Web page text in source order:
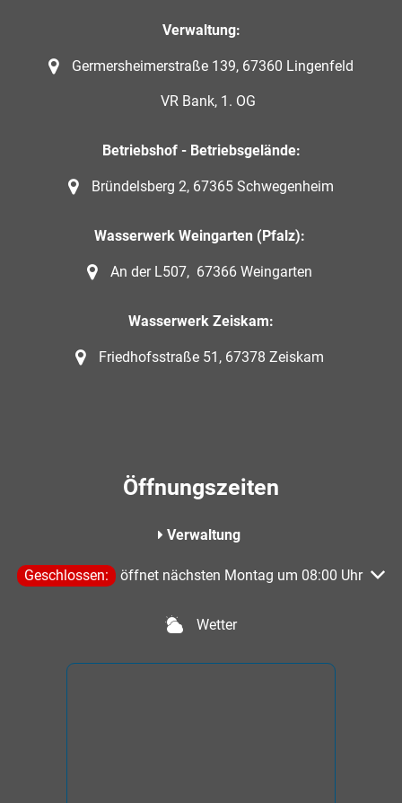
Verwaltung:
Germersheimerstraße 139, 67360 Lingenfeld
VR Bank, 1. OG
Betriebshof - Betriebsgelände:
Bründelsberg 2, 67365 Schwegenheim
Wasserwerk Weingarten (Pfalz):
An der L507, 67366 Weingarten
Wasserwerk Zeiskam:
Friedhofsstraße 51, 67378 Zeiskam
Öffnungszeiten
Verwaltung
Klicken, um weitere Öffnungs- oder Schließzeiten
Geschlossen: öffnet nächsten Montag um 08:00 Uhr
Wetter